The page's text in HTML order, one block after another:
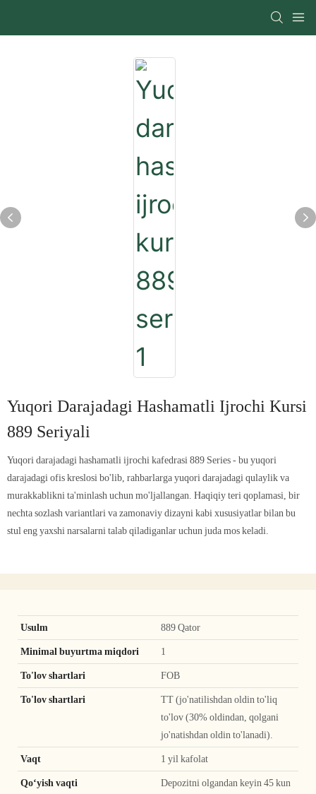
Yuqori Darajadagi Hashamatli Ijrochi Kursi
889 Seriyali
Yuqori darajadagi hashamatli ijrochi kafedrasi 889 Series - bu yuqori
darajadagi ofis kreslosi bo'lib, rahbarlarga yuqori darajadagi qulaylik va
murakkablikni ta'minlash uchun mo'ljallangan. Haqiqiy teri qoplamasi, bir
nechta sozlash variantlari va zamonaviy dizayni kabi xususiyatlar bilan bu
stul eng yaxshi narsalarni talab qiladiganlar uchun juda mos keladi.
Usulm 889 Qator
Minimal buyurtma miqdori 1
To'lov shartlari FOB
To'lov shartlari
TT (jo'natilishdan oldin to'liq
to'lov (30% oldindan, qolgani
jo'natishdan oldin to'lanadi).
Vaqt 1 yil kafolat
Qoʻyish vaqti
Depozitni olgandan keyin 45 kun